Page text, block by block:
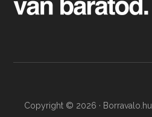
Copyright © 2026 ·